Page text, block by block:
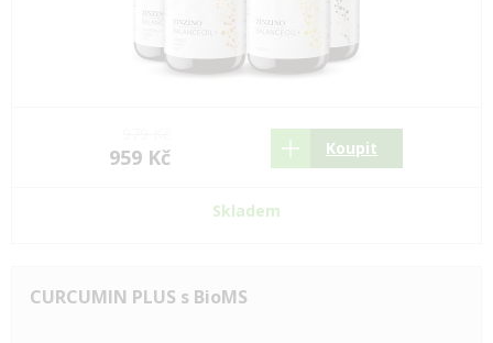
959 Kč Koupit
Skladem
CURCUMIN PLUS s BioMS